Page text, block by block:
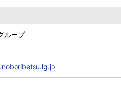
ループ